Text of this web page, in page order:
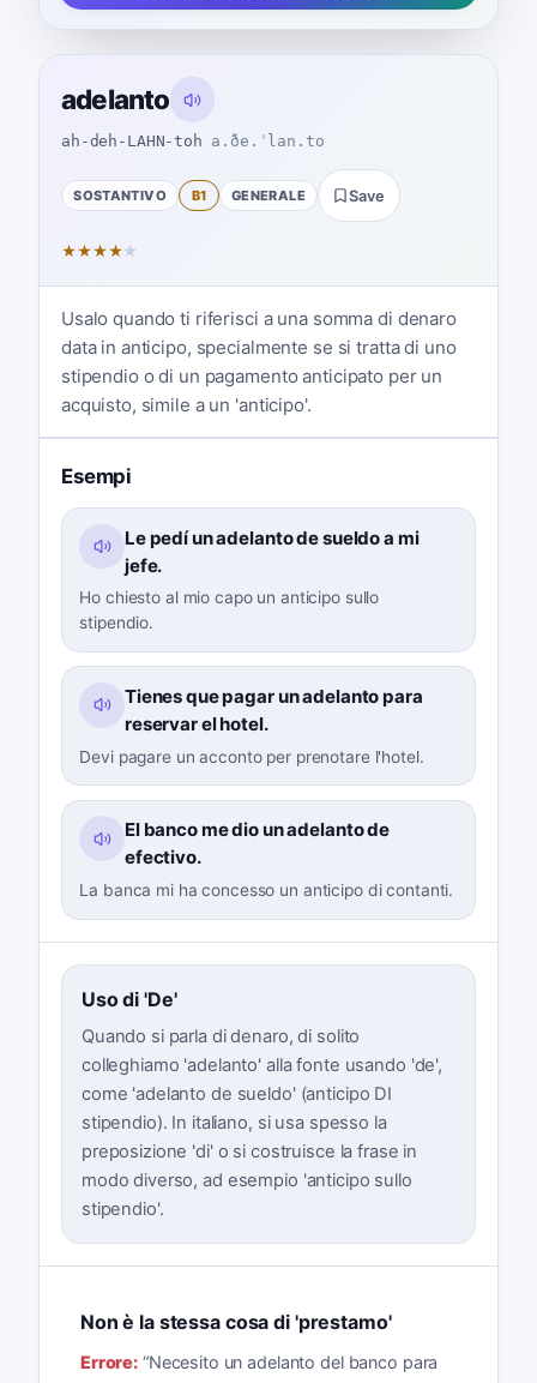
adelanto
ah-deh-LAHN-toh a.ðe.ˈlan.to
SOSTANTIVO B1 GENERALE Save
★★★★★
Usalo quando ti riferisci a una somma di denaro
data in anticipo, specialmente se si tratta di uno
stipendio o di un pagamento anticipato per un
acquisto, simile a un 'anticipo'.
Esempi
Le pedí un adelanto de sueldo a mi
jefe.
Ho chiesto al mio capo un anticipo sullo
stipendio.
Tienes que pagar un adelanto para
reservar el hotel.
Devi pagare un acconto per prenotare l'hotel.
El banco me dio un adelanto de
efectivo.
La banca mi ha concesso un anticipo di contanti.
Uso di 'De'
Quando si parla di denaro, di solito
colleghiamo 'adelanto' alla fonte usando 'de',
come 'adelanto de sueldo' (anticipo DI
stipendio). In italiano, si usa spesso la
preposizione 'di' o si costruisce la frase in
modo diverso, ad esempio 'anticipo sullo
stipendio'.
Non è la stessa cosa di 'prestamo'
Errore: “Necesito un adelanto del banco para